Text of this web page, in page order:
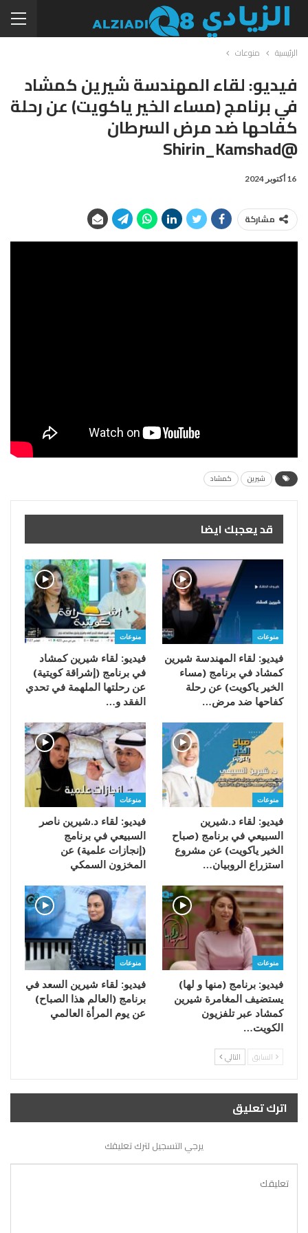
الرئيسية منوعات
فيديو: لقاء المهندسة شيرين كمشاد
في برنامج (مساء الخير ياكويت) عن رحلة
كفاحها ضد مرض السرطان
@Shirin_Kamshad
16 أكتوبر 2024
مشاركة
شيرين كمشاد
قد يعجبك ايضا
منوعات
فيديو: لقاء المهندسة شيرين
كمشاد في برنامج (مساء
الخير ياكويت) عن رحلة
كفاحها ضد مرض…
منوعات
فيديو: لقاء شيرين كمشاد
في برنامج (إشراقة كويتية)
عن رحلتها الملهمة في تحدي
الفقد و…
منوعات
فيديو: لقاء د.شيرين
السبيعي في برنامج (صباح
الخير ياكويت) عن مشروع
استزراع الروبيان…
منوعات
فيديو: لقاء د.شيرين ناصر
السبيعي في برنامج
(إنجازات علمية) عن
المخزون السمكي
منوعات
فيديو: برنامج (منها و لها)
يستضيف المغامرة شيرين
كمشاد عبر تلفزيون
الكويت…
منوعات
فيديو: لقاء شيرين السعد في
برنامج (العالم هذا الصباح)
عن يوم المرأة العالمي
السابق التالي
اترك تعليق
يرجي التسجيل لترك تعليقك